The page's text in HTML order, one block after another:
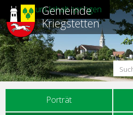
Direkt zum Inhalt springen
Hauptnavigation
Porträt
Gemeinde
Kriegstetten